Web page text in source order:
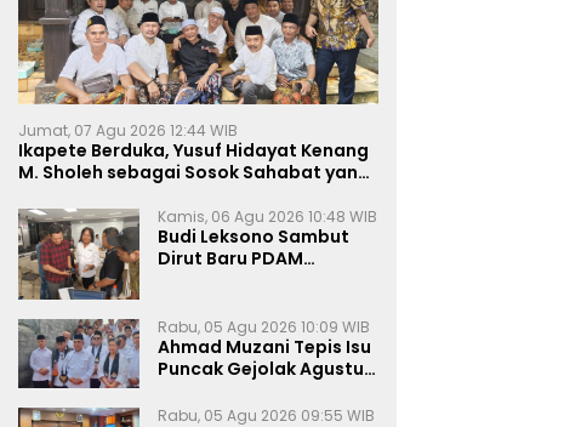
Jumat, 07 Agu 2026 12:44 WIB
Ikapete Berduka, Yusuf Hidayat Kenang
M. Sholeh sebagai Sosok Sahabat yang
Kamis, 06 Agu 2026 10:48 WIB
Budi Leksono Sambut
Dirut Baru PDAM
Makin Prima
Rabu, 05 Agu 2026 10:09 WIB
Ahmad Muzani Tepis Isu
Puncak Gejolak Agustus
Perkuat Persatuan
Rabu, 05 Agu 2026 09:55 WIB